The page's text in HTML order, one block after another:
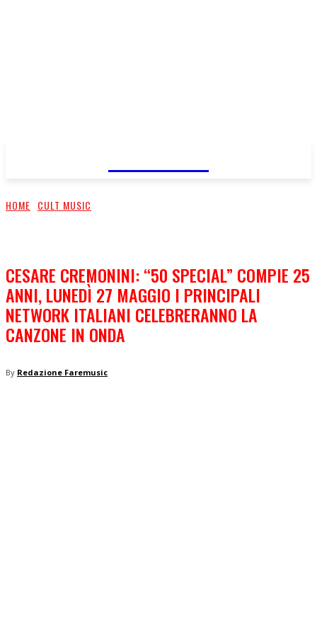
HOME CULT MUSIC
CESARE CREMONINI: “50 SPECIAL” COMPIE 25
ANNI, LUNEDÌ 27 MAGGIO I PRINCIPALI
NETWORK ITALIANI CELEBRERANNO LA
CANZONE IN ONDA
By Redazione Faremusic